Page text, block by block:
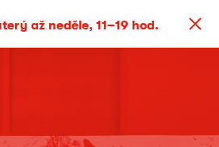
až neděle, 11–19 hod.